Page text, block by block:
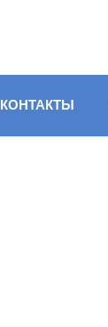
КОНТАКТЫ